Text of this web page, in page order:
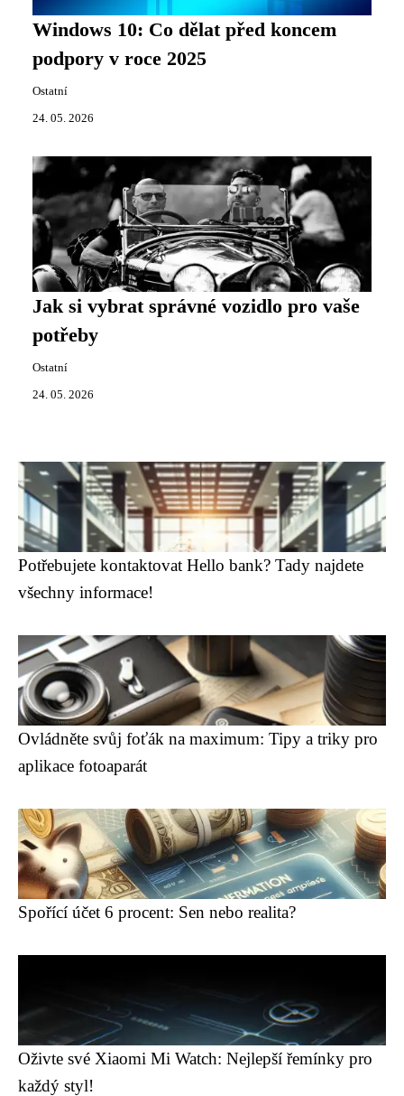
Windows 10: Co dělat před koncem
podpory v roce 2025
Ostatní
24. 05. 2026
Jak si vybrat správné vozidlo pro vaše
potřeby
Ostatní
24. 05. 2026
Potřebujete kontaktovat Hello bank? Tady najdete
všechny informace!
Ovládněte svůj foťák na maximum: Tipy a triky pro
aplikace fotoaparát
Spořící účet 6 procent: Sen nebo realita?
Oživte své Xiaomi Mi Watch: Nejlepší řemínky pro
každý styl!